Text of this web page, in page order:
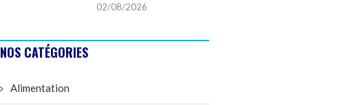
02/08/2026
NOS CATÉGORIES
Alimentation